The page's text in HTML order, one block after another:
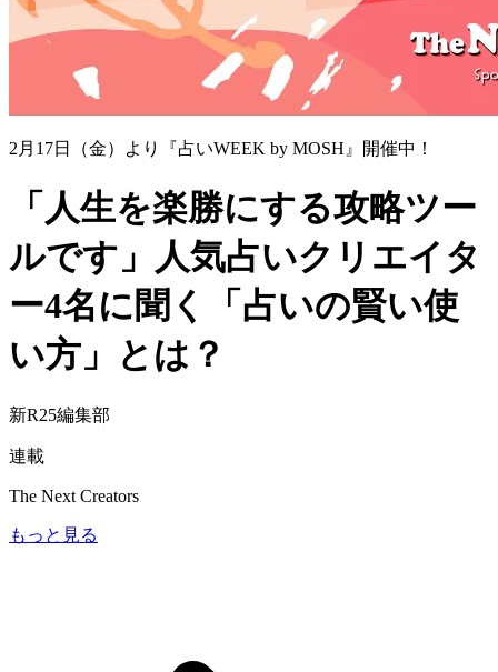
2月17日（金）より『占いWEEK by MOSH』開催中！
「人生を楽勝にする攻略ツー
ルです」人気占いクリエイタ
ー4名に聞く「占いの賢い使
い方」とは？
新R25編集部
連載
The Next Creators
もっと見る